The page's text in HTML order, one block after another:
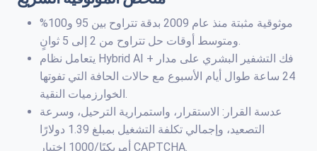
موثوقية مثبتة منذ عام 2009 بدقة تتراوح بين 95 و100%
يتعامل نظام Hybrid AI + فك التشفير البشري على مدار
24 ساعة طوال أيام الأسبوع مع حالات الحافة التي تفوتها
عدسة القرار: الاستقرار، واستمرارية الترحيل، وسرعة
التصعيد، وإجمالي تكلفة التشغيل بمبلغ 1.39 دولارًا
أمريكيًا/1000 اختبار CAPTCHA.